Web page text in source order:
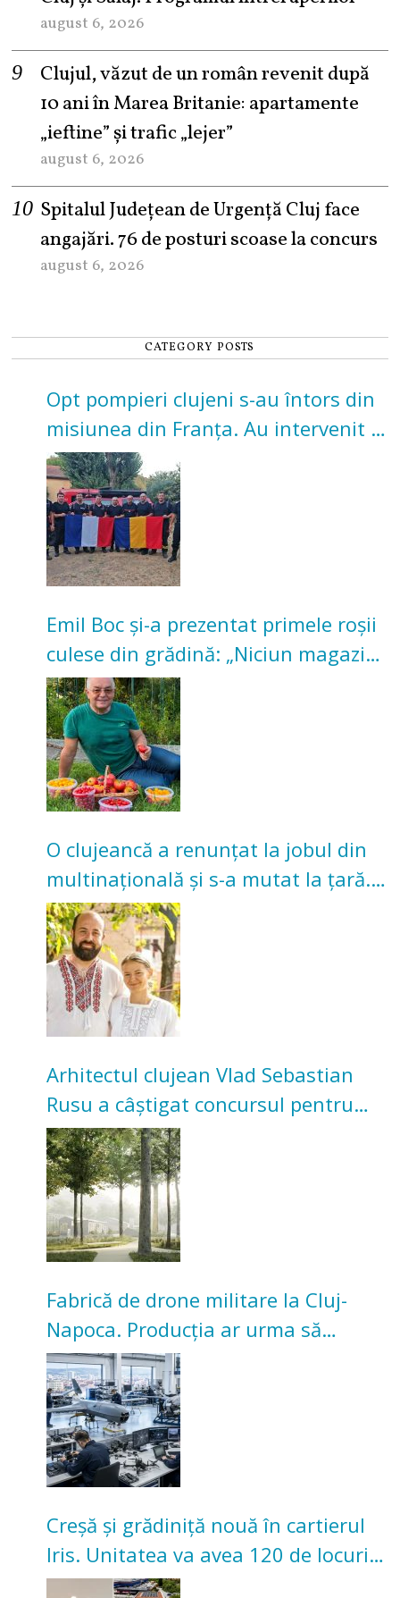
august 6, 2026
Clujul, văzut de un român revenit după
10 ani în Marea Britanie: apartamente
„ieftine” și trafic „lejer”
august 6, 2026
Spitalul Județean de Urgență Cluj face
angajări. 76 de posturi scoase la concurs
august 6, 2026
CATEGORY POSTS
Opt pompieri clujeni s-au întors din
misiunea din Franța. Au intervenit la
incendii de vegetație și pădure
Emil Boc și-a prezentat primele roșii
culese din grădină: „Niciun magazin
nu poate oferi această satisfacție”
O clujeancă a renunțat la jobul din
multinațională și s-a mutat la țară.
Acum cultivă legume în grădina
bunicilor
Arhitectul clujean Vlad Sebastian
Rusu a câștigat concursul pentru
transformarea Grădinii Casei
Universitarilor
Fabrică de drone militare la Cluj-
Napoca. Producția ar urma să
înceapă în toamna acestui an
Creșă și grădiniță nouă în cartierul
Iris. Unitatea va avea 120 de locuri
pentru copii